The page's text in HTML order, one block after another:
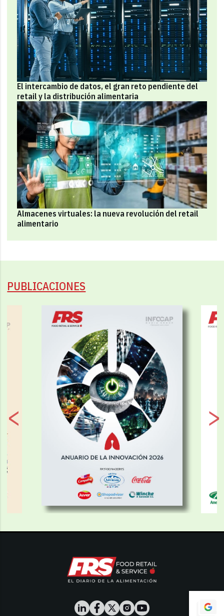
El intercambio de datos, el gran reto pendiente del
retail y la distribución alimentaria
Almacenes virtuales: la nueva revolución del retail
alimentario
PUBLICACIONES